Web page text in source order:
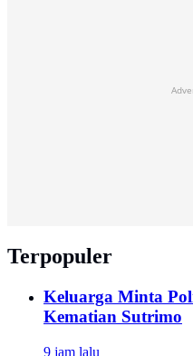
Terpopuler
Keluarga Minta
Kematian Sutrimo
9 jam lalu